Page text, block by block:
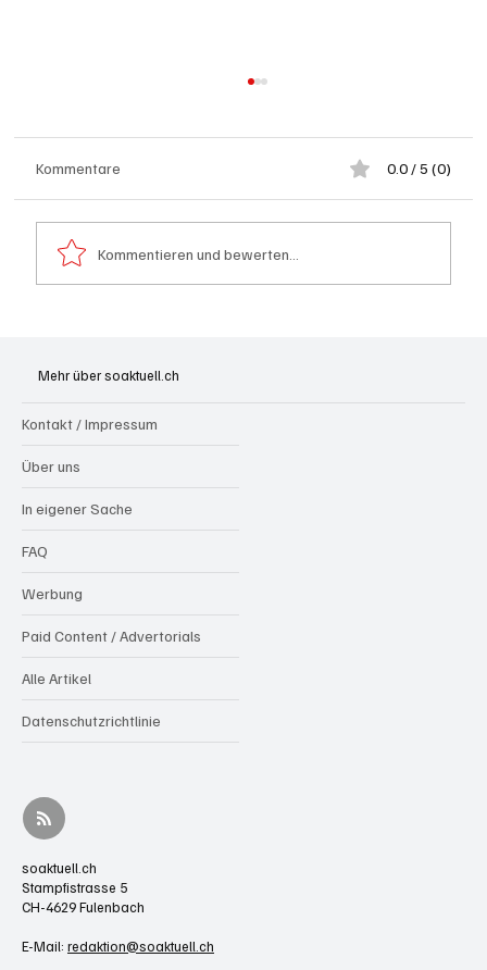
Schulanfang: Achtung Kinder
Kommentare 0.0 / 5 (0)
Kommentieren und bewerten...
Mehr über soaktuell.ch
Kontakt / Impressum
Über uns
In eigener Sache
FAQ
Werbung
Paid Content / Advertorials
Alle Artikel
Datenschutzrichtlinie
soaktuell.ch
Stampfistrasse 5
CH-4629 Fulenbach
E-Mail: redaktion@soaktuell.ch